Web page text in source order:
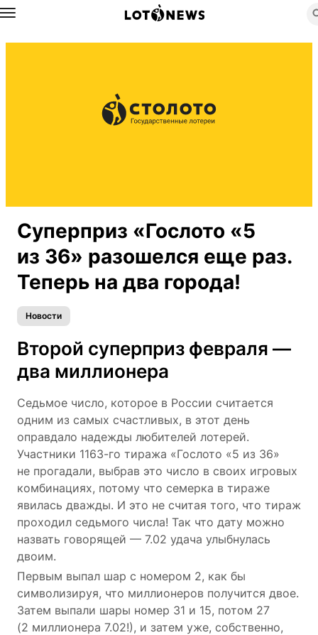
Назад
Суперприз «Гослото «5
из 36» разошелся еще раз.
Теперь на два города!
Новости
Второй суперприз февраля —
два миллионера
Седьмое число, которое в России считается
одним из самых счастливых, в этот день
оправдало надежды любителей лотерей.
Участники 1163-го тиража «Гослото «5 из 36»
не прогадали, выбрав это число в своих игровых
комбинациях, потому что семерка в тираже
явилась дважды. И это не считая того, что тираж
проходил седьмого числа! Так что дату можно
назвать говорящей — 7.02 удача улыбнулась
двоим.
Первым выпал шар с номером 2, как бы
символизируя, что миллионеров получится двое.
Затем выпали шары номер 31 и 15, потом 27
(2 миллионера 7.02!), и затем уже, собственно,